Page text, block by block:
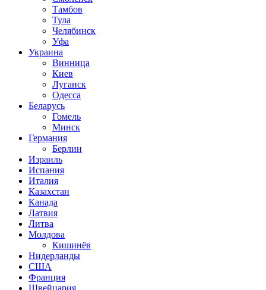
Тамбов
Тула
Челябинск
Уфа
Украина
Винница
Киев
Луганск
Одесса
Беларусь
Гомель
Минск
Германия
Берлин
Израиль
Испания
Италия
Казахстан
Канада
Латвия
Литва
Молдова
Кишинёв
Нидерланды
США
Франция
Швейцария